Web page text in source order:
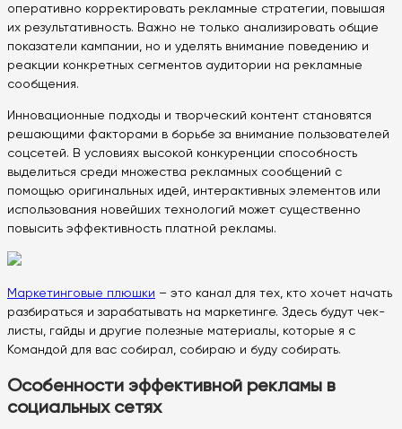
оперативно корректировать рекламные стратегии, повышая
их результативность. Важно не только анализировать общие
показатели кампании, но и уделять внимание поведению и
реакции конкретных сегментов аудитории на рекламные
сообщения.
Инновационные подходы и творческий контент становятся
решающими факторами в борьбе за внимание пользователей
соцсетей. В условиях высокой конкуренции способность
выделиться среди множества рекламных сообщений с
помощью оригинальных идей, интерактивных элементов или
использования новейших технологий может существенно
повысить эффективность платной рекламы.
Маркетинговые плюшки – это канал для тех, кто хочет начать
разбираться и зарабатывать на маркетинге. Здесь будут чек-
листы, гайды и другие полезные материалы, которые я с
Командой для вас собирал, собираю и буду собирать.
Особенности эффективной рекламы в
социальных сетях